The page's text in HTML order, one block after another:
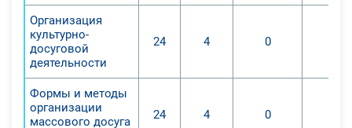
Организация
культурно-
досуговой
деятельности
24 4 0
Формы и методы
организации
массового досуга
24 4 0